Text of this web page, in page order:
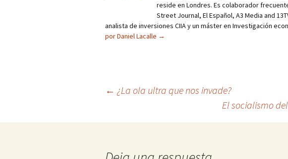
reside en Londres. Es colaborador
Street Journal, El Español, A3 Media and
analista de inversiones CIIA y un máster en Investigación
por Daniel Lacalle →
← ¿La ola ultra que nos invade?
El socialismo